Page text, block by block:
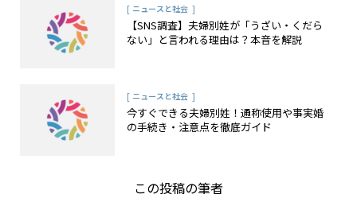
[ ニュースと社会 ]
【SNS調査】夫婦別姓が「うざい・くだら
ない」と言われる理由は？本音を解説
[ ニュースと社会 ]
今すぐできる夫婦別姓！通称使用や事実婚
の手続き・注意点を徹底ガイド
この投稿の筆者